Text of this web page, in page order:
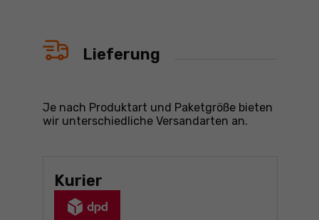
Lieferung
Je nach Produktart und Paketgröße bieten
wir unterschiedliche Versandarten an.
Kurier